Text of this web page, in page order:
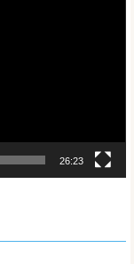
26:23